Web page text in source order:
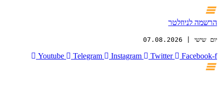
הרשמה לניוזלטר
יום שישי | 07.08.2026
Youtube Telegram Instagram Twitter Facebook-f